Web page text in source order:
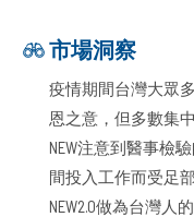
市場洞察
疫情期間台灣大眾
恩之意，但多數集
NEW注意到醫事檢
間投入工作而受足
NEW2.0做為台灣人